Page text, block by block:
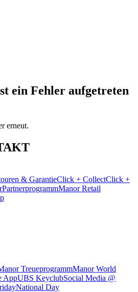
ein Fehler aufgetreten
erneut.
& GarantieClick + CollectClick +
PartnerprogrammManor Retail
TreueprogrammManor World
AppUBS KeyclubSocial Media @
National Day